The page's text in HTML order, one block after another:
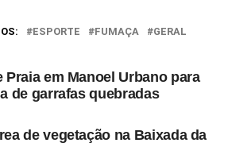
ESPORTE FUMAÇA GERAL
Praia em Manoel Urbano para
de garrafas quebradas
de vegetação na Baixada da